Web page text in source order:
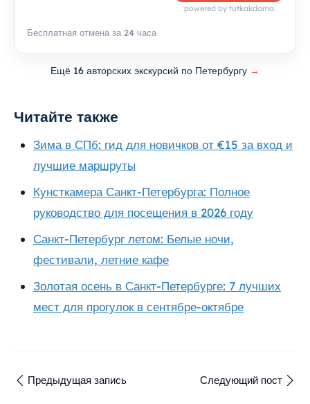
powered by tutkakdoma
Бесплатная отмена за 24 часа
Ещё 16 авторских экскурсий по Петербургу →
Читайте также
Зима в СПб: гид для новичков от €15 за вход и
лучшие маршруты
Кунсткамера Санкт-Петербурга: Полное
руководство для посещения в 2026 году
Санкт-Петербург летом: Белые ночи,
фестивали, летние кафе
Золотая осень в Санкт-Петербурге: 7 лучших
мест для прогулок в сентябре-октябре
Предыдущая запись Следующий пост